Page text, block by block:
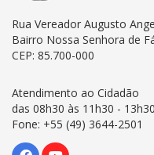
Rua Vereador Augusto
Bairro Nossa Senhora de
CEP: 85.700-000
Atendimento ao Cidadão
das 08h30 às 11h30 -
Fone: +55 (49) 3644-2501